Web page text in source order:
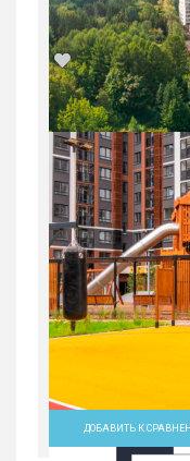
2-комн.
в ЖК...
Россия,
Екатеринбург
9 632 700
2 30/
ДОБАВИТЬ К